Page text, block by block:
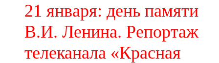
21 января: день памяти
В.И. Ленина. Репортаж
телеканала «Красная